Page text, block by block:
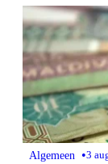
Algemeen •3